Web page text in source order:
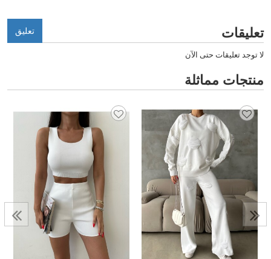
تعليقات تعليق
لا توجد تعليقات حتى الآن
منتجات مماثلة